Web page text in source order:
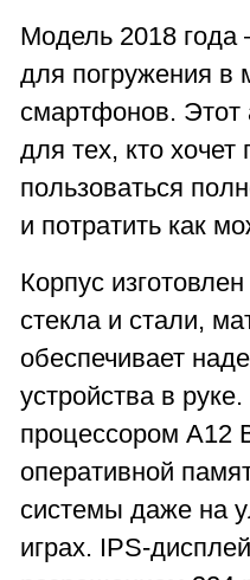
Модель 2018
для погружения в
смартфонов. Этот
для тех, кто
пользоваться
и потратить как
Корпус
стекла и стали,
обеспечивает
устройства в
процессором A12
оперативной
системы даже на
играх. IPS-